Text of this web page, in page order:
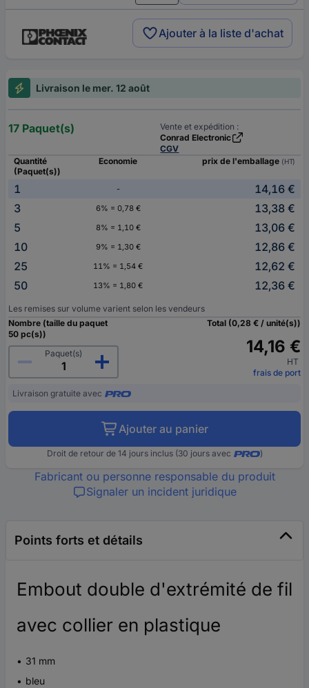
Ajouter à la liste d'achat
Livraison le mer. 12 août
17 Paquet(s)
Vente et expédition :
Conrad Electronic
CGV
Quantité
(Paquet(s))
Economie prix de l'emballage (HT)
1 -
14,16 €
3
6% = 0,78 €
13,38 €
5
8% = 1,10 €
13,06 €
10
9% = 1,30 €
12,86 €
25
11% = 1,54 €
12,62 €
50
13% = 1,80 € 12,36 €
Les remises sur volume varient selon les vendeurs
Nombre (taille du paquet
50 pc(s))
Paquet(s)
Total (0,28 € / unité(s))
14,16 €
HT
frais de port
Livraison gratuite avec
Ajouter au panier
Droit de retour de 14 jours inclus (30 jours avec )
Fabricant ou personne responsable du produit
Signaler un incident juridique
Points forts et détails
Embout double d'extrémité de fil
avec collier en plastique
31 mm
bleu